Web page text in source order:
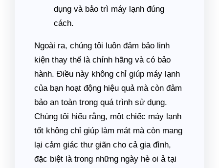
dụng và bảo trì máy lạnh đúng
cách.
Ngoài ra, chúng tôi luôn đảm bảo linh
kiện thay thế là chính hãng và có bảo
hành. Điều này không chỉ giúp máy lạnh
của bạn hoạt động hiệu quả mà còn đảm
bảo an toàn trong quá trình sử dụng.
Chúng tôi hiểu rằng, một chiếc máy lạnh
tốt không chỉ giúp làm mát mà còn mang
lại cảm giác thư giãn cho cả gia đình,
đặc biệt là trong những ngày hè oi ả tại